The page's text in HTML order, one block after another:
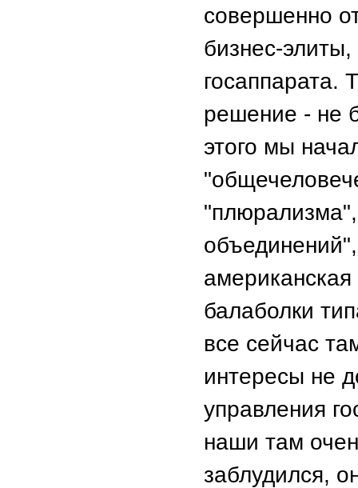
совершенно
бизнес-
госаппарата.
решение - не
этого мы
балаболки
все сейчас
интересы не
управления
наши там
заблудился,